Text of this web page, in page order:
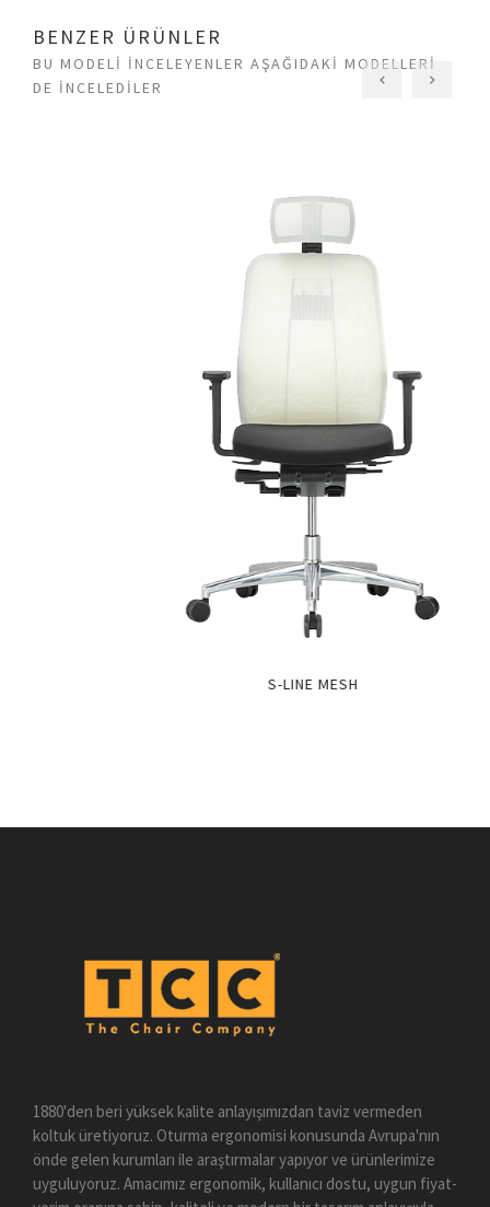
BENZER ÜRÜNLER
BU MODELI INCELEYENLER AŞAĞIDAKI MODELLERI
DE INCELEDILER
S-LINE MESH
1880'den beri yüksek kalite anlayışımızdan taviz vermeden
koltuk üretiyoruz. Oturma ergonomisi konusunda Avrupa'nın
önde gelen kurumları ile araştırmalar yapıyor ve ürünlerimize
uyguluyoruz. Amacımız ergonomik, kullanıcı dostu, uygun fiyat-